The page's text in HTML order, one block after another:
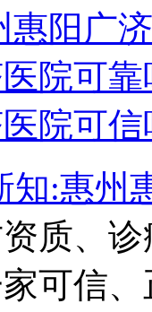
惠阳广
院可
院可
知:惠州
、诊
可信